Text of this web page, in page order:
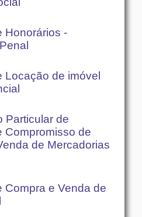
Honorários -
Locação de imóvel
Particular de
Compromisso de
de Mercadorias
Compra e Venda de